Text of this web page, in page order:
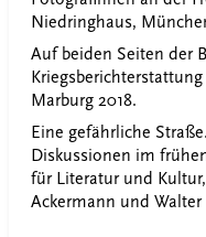
Niedringhaus,
Auf beiden Seiten der
Marburg 2018.
Eine gefährliche
Diskussionen im
für Literatur und
Ackermann und Walter